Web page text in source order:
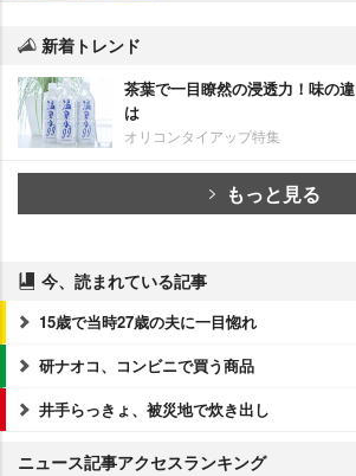
新着トレンド
茶葉で一目瞭然の浸透力！味の
は
オリコンタイアップ特集
もっと見る
今、読まれている記事
15歳で当時27歳の夫に一目惚れ
研ナオコ、コンビニで買う商品
井手らっきょ、被災地で炊き出し
ニュース記事アクセスランキング